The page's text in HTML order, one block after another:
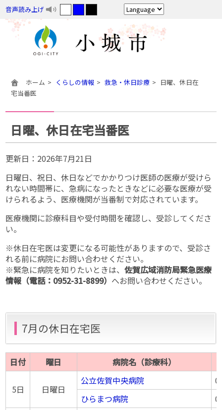
音声読み上げ
ホーム くらしの情報 救急・休日診療
日曜、休日在
宅当番医
日曜、休日在宅当番医
更新日： 2026年7月21日
日曜日、祝日、休日などでかかりつけ医師の医療が受けら
れない時間帯に、急病になったときなどに必要な医療が受
けられるよう、医療機関が当番制で対応されています。
医療機関に診療科目や受付時間を確認し、受診してくださ
い。
※休日在宅医は変更になる可能性がありますので、受診さ
れる前に病院にお問い合わせください。
※緊急に病院を知りたいときは、佐賀広域消防局緊急医療
情報（電話：0952-31-8899） へお問い合わせください。
7月の休日在宅医
日付 曜日 病院名（診療科）
5日 日曜日
公立佐賀中央病院
ひらまつ病院